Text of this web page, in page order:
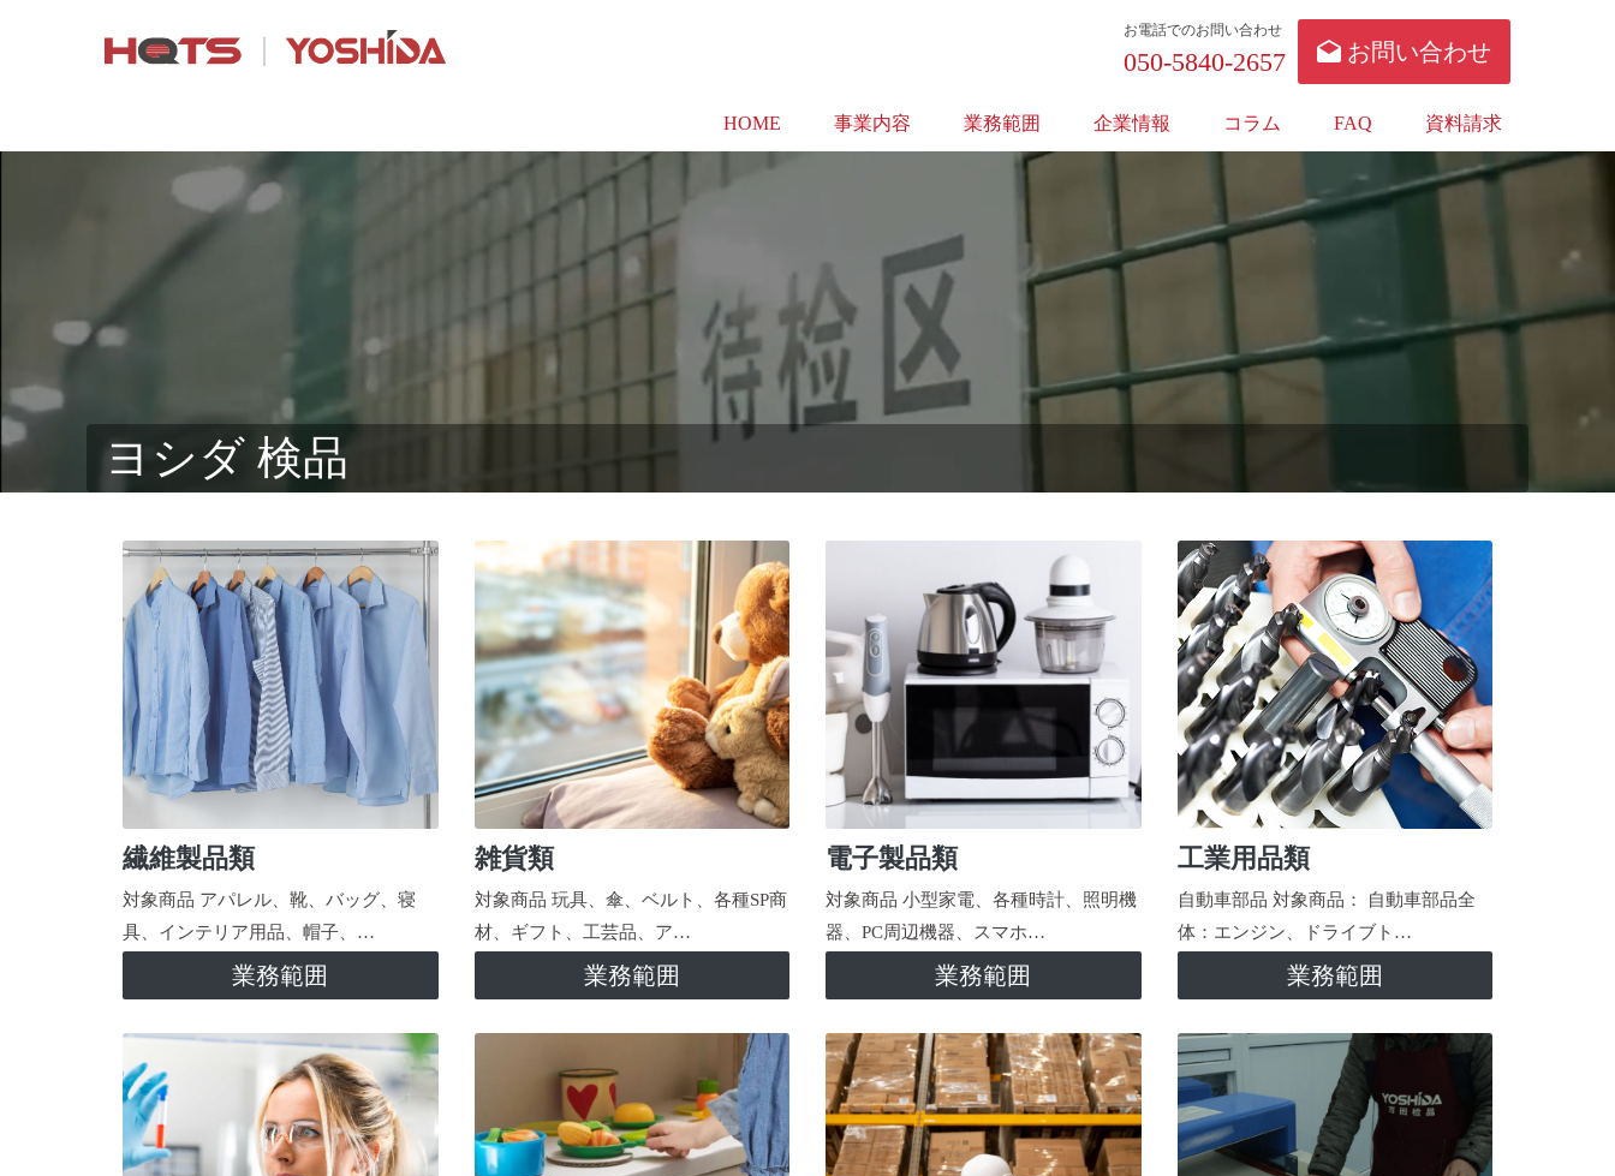
お電話でのお問い合わせ
050-5840-2657 お問い合わせ
HOME 事業内容 業務範囲 企業情報 コラム FAQ 資料請求
ヨシダ 検品
繊維製品類
対象商品 アパレル、靴、バッグ、寝
具、インテリア用品、帽子、…
業務範囲
雑貨類
対象商品 玩具、傘、ベルト、各種SP商
材、ギフト、工芸品、ア…
業務範囲
電子製品類
対象商品 小型家電、各種時計、照明機
器、PC周辺機器、スマホ…
業務範囲
工業用品類
自動車部品 対象商品： 自動車部品全
体：エンジン、ドライブト…
業務範囲